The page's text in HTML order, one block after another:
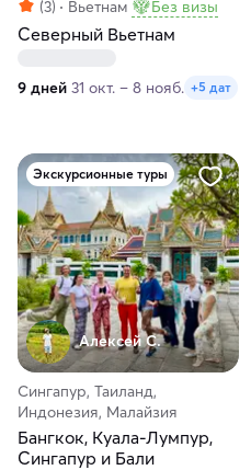
(3) Вьетнам Без визы
Северный Вьетнам
9 дней 31 окт. – 8 нояб. +5 дат
Экскурсионные туры
Алексей С.
Сингапур, Таиланд,
Индонезия, Малайзия
Бангкок, Куала-Лумпур,
Сингапур и Бали